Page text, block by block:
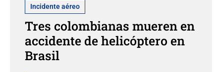
Incidente aéreo
Tres colombianas mueren en
accidente de helicóptero en
Brasil